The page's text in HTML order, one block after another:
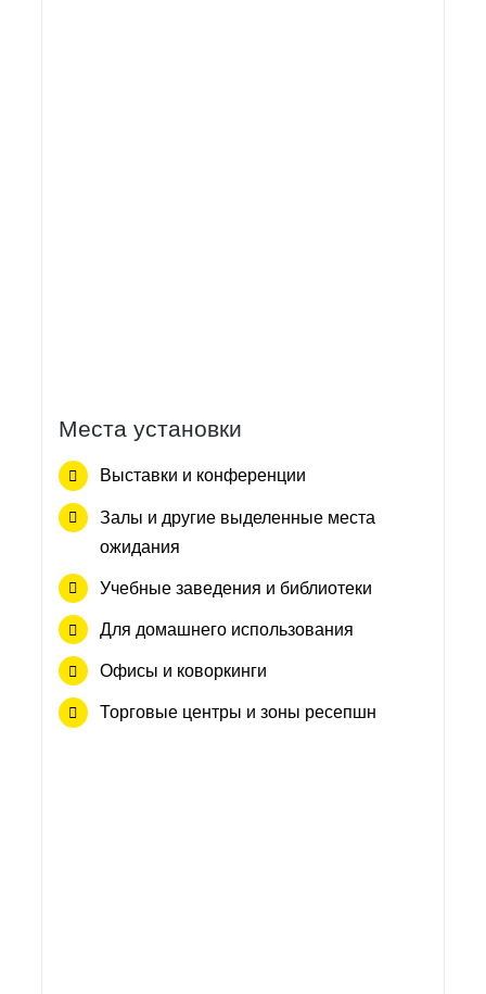
Места установки
Выставки и конференции
Залы и другие выделенные места
ожидания
Учебные заведения и библиотеки
Для домашнего использования
Офисы и коворкинги
Торговые центры и зоны ресепшн